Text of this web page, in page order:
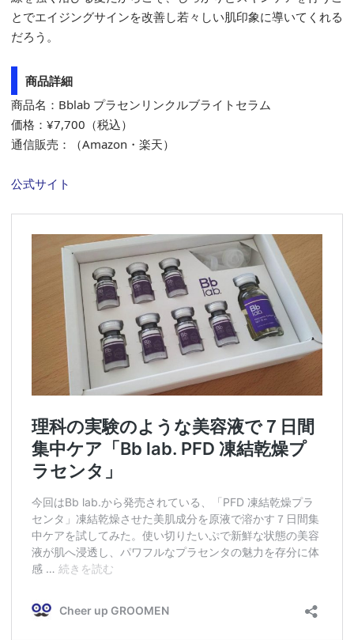
とでエイジングサインを改善し若々しい肌印象に導いてくれる
だろう。
商品詳細
商品名：Bblab プラセンリンクルブライトセラム
価格：¥7,700（税込）
通信販売：（Amazon・楽天）
公式サイト